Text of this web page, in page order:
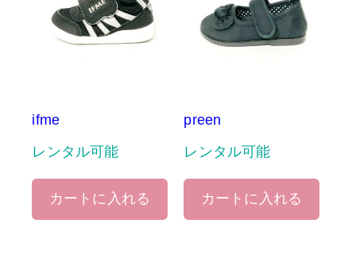
ifme
レンタル可能
カートに入れる
preen
レンタル可能
カートに入れる